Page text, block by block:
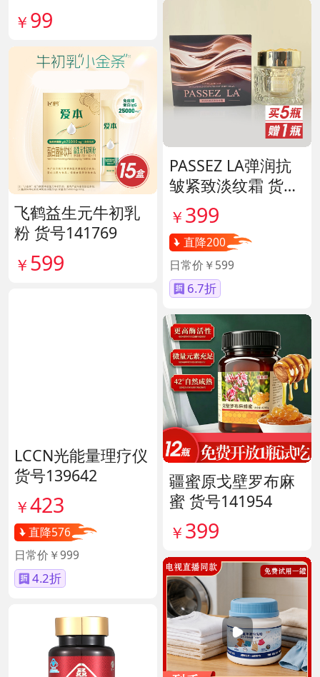
￥ 99
飞鹤益生元牛初乳
粉 货号141769
￥ 599
LCCN光能量理疗仪
货号139642
￥423
直降576
日常价￥999
4.2折
PASSEZ LA弹润抗
皱紧致淡纹霜 货号
137089
￥ 399
直降200
日常价￥599
6.7折
疆蜜原戈壁罗布麻
蜜 货号141954
￥ 399